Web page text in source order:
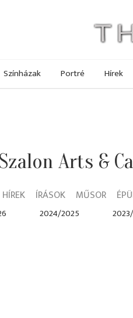
Színházak Portré Hírek
Arts &
HÍREK ÍRÁSOK MŰSOR
2024/2025